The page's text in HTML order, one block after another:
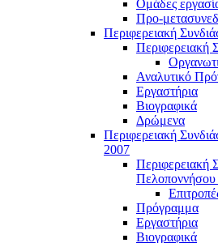
Ομάδες
Προ-
Περιφερειακή
Περιφερειακή
Αναλυτικό
Εργαστήρια
Βιογραφικά
Δρώμενα
Περιφερειακή
2007
Περιφερειακή
Πελοποννήσου
Πρόγραμμα
Εργαστήρια
Βιογραφικά